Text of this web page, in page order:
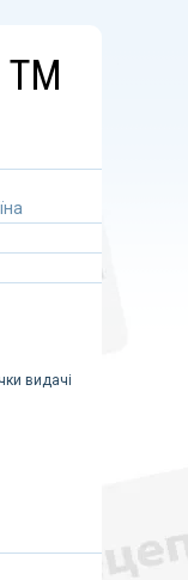
ТМ
видачі